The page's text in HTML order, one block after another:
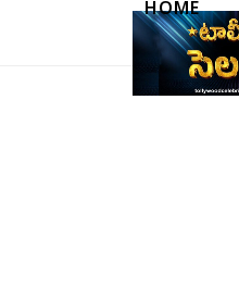
HOME